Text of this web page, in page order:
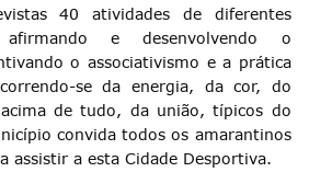
40 atividades de diferentes
afirmando e desenvolvendo o
o associativismo e a prática
se da energia, da cor, do
de tudo, da união, típicos do
convida todos os amarantinos
assistir a esta Cidade Desportiva.